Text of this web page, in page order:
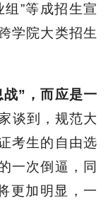
组”等成招生宣
学院大类招生
”，而应是一
谈到，规范大
考生的自由选
一次倒逼，同
更加明显，一